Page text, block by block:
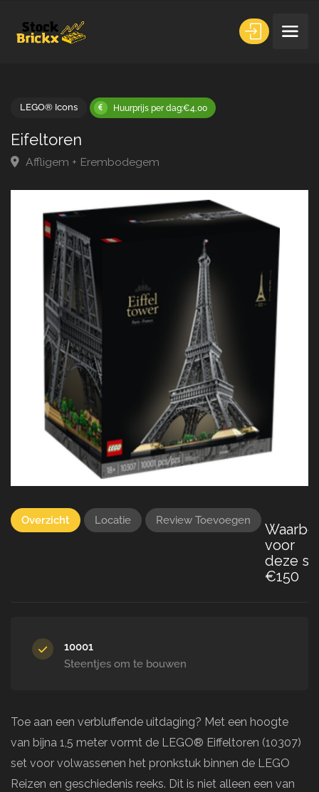
Huurprijs per dag:€4,00
Eifeltoren
Overzicht Locatie Review Toevoegen
voor
deze
€150
10001
Steentjes om te bouwen
Toe aan een verbluffende uitdaging? Met een hoogte
van bijna 1,5 meter vormt de LEGO® Eiffeltoren (10307)
set voor volwassenen het pronkstuk binnen de LEGO
Reizen en geschiedenis reeks. Dit is niet alleen een van